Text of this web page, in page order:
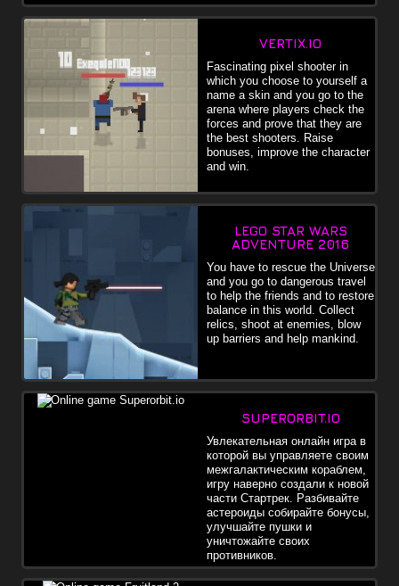
VERTIX.IO
Fascinating pixel shooter in
which you choose to yourself a
name a skin and you go to the
arena where players check the
forces and prove that they are
the best shooters. Raise
bonuses, improve the character
and win.
LEGO STAR WARS
ADVENTURE 2016
You have to rescue the Universe
and you go to dangerous travel
to help the friends and to restore
balance in this world. Collect
relics, shoot at enemies, blow
up barriers and help mankind.
SUPERORBIT.IO
Увлекательная онлайн игра в
которой вы управляете своим
межгалактическим кораблем,
игру наверно создали к новой
части Стартрек. Разбивайте
астероиды собирайте бонусы,
улучшайте пушки и
уничтожайте своих
противников.